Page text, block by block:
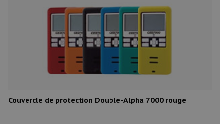
Couvercle de protection Double-Alpha 7000 rouge